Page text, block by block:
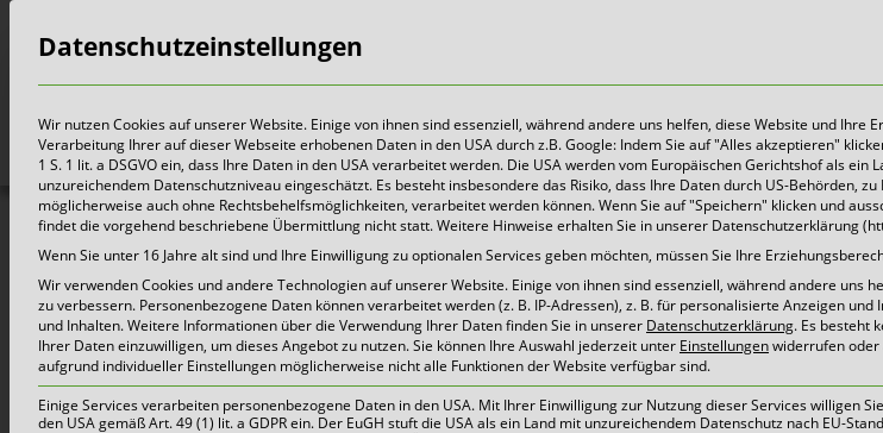
Bürger
Heute für morgen
Abfallkalender 2026 Wesseling LVP
oben
Datenschutzeinstellungen
Wir nutzen Cookies auf unserer Website. Einige von ihnen sind essenziell, während andere uns helfen, diese Website und Ihre
Verarbeitung Ihrer auf dieser Webseite erhobenen Daten in den USA durch z.B. Google: Indem Sie auf "Alles akzeptieren"
1 S. 1 lit. a DSGVO ein, dass Ihre Daten in den USA verarbeitet werden. Die USA werden vom Europäischen Gerichtshof als ein
unzureichendem Datenschutzniveau eingeschätzt. Es besteht insbesondere das Risiko, dass Ihre Daten durch US-Behörden,
möglicherweise auch ohne Rechtsbehelfsmöglichkeiten, verarbeitet werden können. Wenn Sie auf "Speichern" klicken und
findet die vorgehend beschriebene Übermittlung nicht statt. Weitere Hinweise erhalten Sie in unserer Datenschutzerklärung
Wenn Sie unter 16 Jahre alt sind und Ihre Einwilligung zu optionalen Services geben möchten, müssen Sie Ihre
Wir verwenden Cookies und andere Technologien auf unserer Website. Einige von ihnen sind essenziell, während andere uns
zu verbessern. Personenbezogene Daten können verarbeitet werden (z. B. IP-Adressen), z. B. für personalisierte Anzeigen
und Inhalten.Weitere Informationen über die Verwendung Ihrer Daten finden Sie in unserer Datenschutzerklärung. Es besteht
Ihrer Daten einzuwilligen, um dieses Angebot zu nutzen.Sie können Ihre Auswahl jederzeit unter Einstellungenwiderrufen oder
aufgrund individueller Einstellungen möglicherweise nicht alle Funktionen der Website verfügbar sind.
Einige Services verarbeiten personenbezogene Daten in den USA. Mit Ihrer Einwilligung zur Nutzung dieser Services willigen
den USA gemäß Art. 49 (1) lit. a GDPR ein. Der EuGH stuft die USA als ein Land mit unzureichendem Datenschutz nach EU-